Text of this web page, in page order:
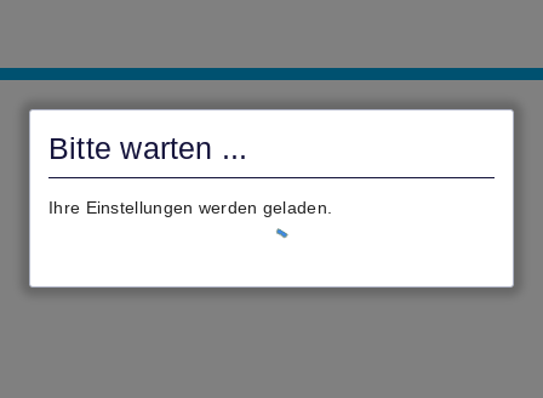
Bitte warten ...
Ihre Einstellungen werden geladen.
Biedenkopf